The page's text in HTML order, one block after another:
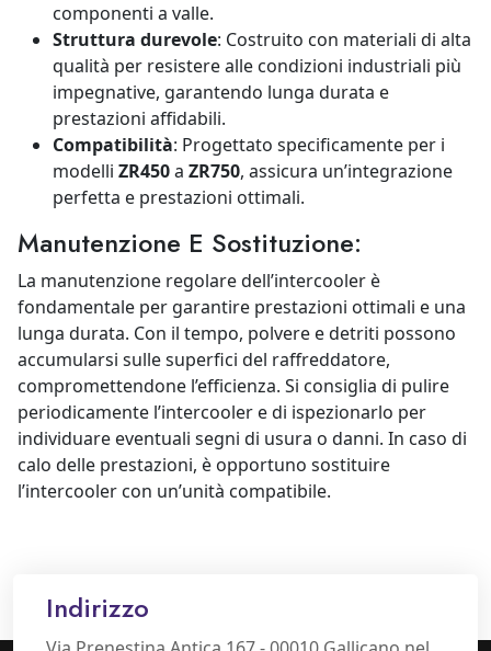
componenti a valle.
Struttura durevole: Costruito con materiali di alta
qualità per resistere alle condizioni industriali più
impegnative, garantendo lunga durata e
prestazioni affidabili.
Compatibilità: Progettato specificamente per i
modelli ZR450a ZR750, assicura un’integrazione
perfetta e prestazioni ottimali.
Manutenzione E Sostituzione:
La manutenzione regolare dell’intercooler è
fondamentale per garantire prestazioni ottimali e una
lunga durata. Con il tempo, polvere e detriti possono
accumularsi sulle superfici del raffreddatore,
compromettendone l’efficienza. Si consiglia di pulire
periodicamente l’intercooler e di ispezionarlo per
individuare eventuali segni di usura o danni. In caso di
calo delle prestazioni, è opportuno sostituire
l’intercooler con un’unità compatibile.
Indirizzo